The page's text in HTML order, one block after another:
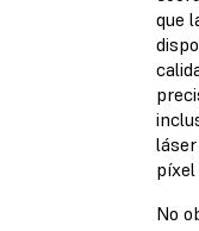
que
píxel
No